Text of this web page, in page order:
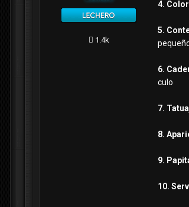
1.4k
4.
5.
6.
culo
7.
8.
9.
10.